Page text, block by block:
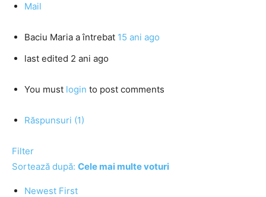
Mail
Baciu Maria a întrebat 15 ani ago
last edited 2 ani ago
You must login to post comments
Răspunsuri (1)
Filter
Sortează după: Cele mai multe voturi
Newest First